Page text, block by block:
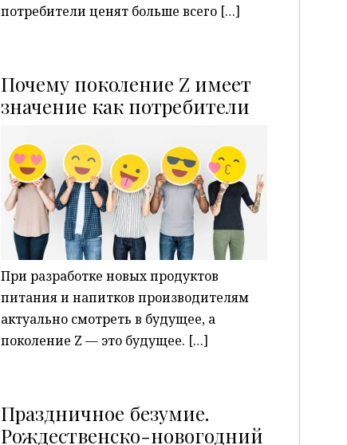
потребители ценят больше всего […]
Почему поколение Z имеет
значение как потребители
P
При разработке новых продуктов
питания и напитков производителям
актуально смотреть в будущее, а
поколение Z — это будущее. […]
Праздничное безумие.
Рождественско-новогодний